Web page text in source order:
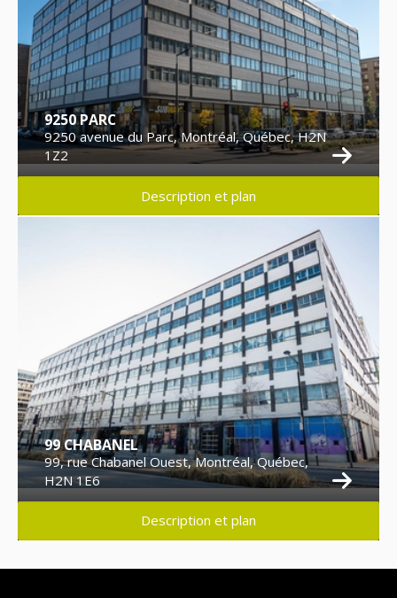
9250 PARC
9250 avenue du Parc, Montréal, Québec, H2N
1Z2
Description et plan
99 CHABANEL
99, rue Chabanel Ouest, Montréal, Québec,
H2N 1E6
Description et plan